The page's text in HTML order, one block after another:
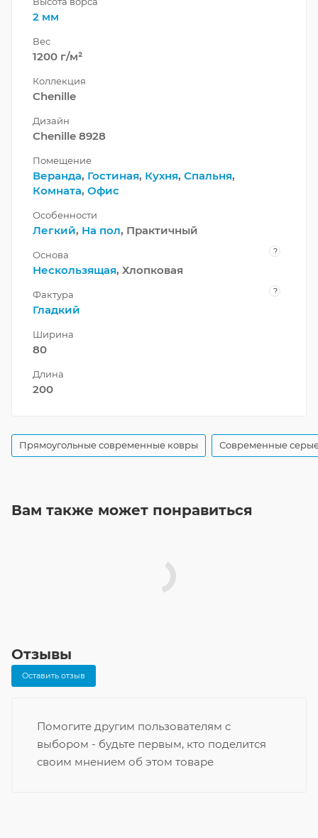
2 мм
Вес
1200 г/м²
Коллекция
Chenille
Дизайн
Chenille 8928
Помещение
Веранда, Гостиная, Кухня, Спальня,
Комната, Офис
Особенности
Легкий, На пол, Практичный
Основа ?
Нескользящая, Хлопковая
Фактура ?
Гладкий
Ширина
80
Длина
200
Прямоугольные современные ковры Современные
Вам также может понравиться
Отзывы
Оставить отзыв
Помогите другим пользователям с
выбором - будьте первым, кто поделится
своим мнением об этом товаре